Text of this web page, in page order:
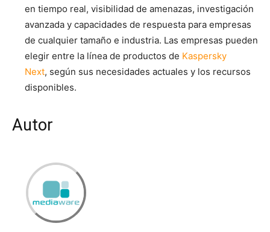
en tiempo real, visibilidad de amenazas, investigación
avanzada y capacidades de respuesta para empresas
de cualquier tamaño e industria. Las empresas pueden
elegir entre la línea de productos de Kaspersky
Next, según sus necesidades actuales y los recursos
disponibles.
Autor